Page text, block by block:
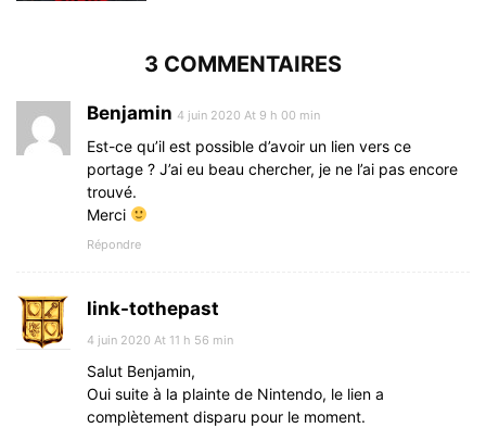
3 COMMENTAIRES
Benjamin 4 juin 2020 At 9 h 00 min
Est-ce qu’il est possible d’avoir un lien vers ce
portage ? J’ai eu beau chercher, je ne l’ai pas encore
trouvé.
Merci
Répondre
link-tothepast
4 juin 2020 At 11 h 56 min
Salut Benjamin,
Oui suite à la plainte de Nintendo, le lien a
complètement disparu pour le moment.